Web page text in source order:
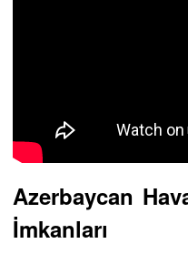
Azerbaycan
İmkanları